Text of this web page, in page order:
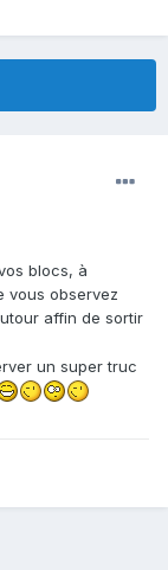
blocs, à
vous observez
affin de sortir
un super truc